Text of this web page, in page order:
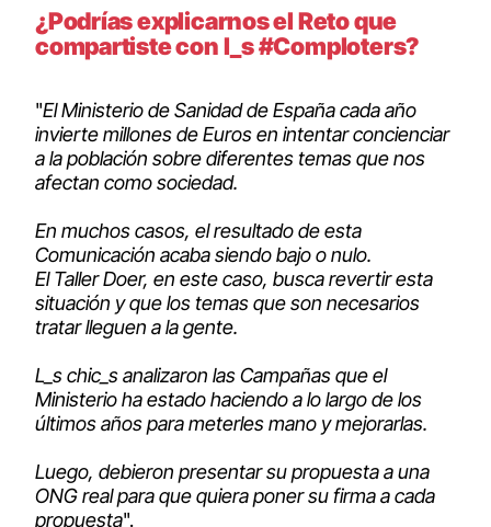
¿Podrías explicarnos el Reto que
compartiste con l_s #Comploters?
"El Ministerio de Sanidad de España cada año
invierte millones de Euros en intentar concienciar
a la población sobre diferentes temas que nos
afectan como sociedad.
En muchos casos, el resultado de esta
Comunicación acaba siendo bajo o nulo.
El Taller Doer, en este caso, busca revertir esta
situación y que los temas que son necesarios
tratar lleguen a la gente.
L_s chic_s analizaron las Campañas que el
Ministerio ha estado haciendo a lo largo de los
últimos años para meterles mano y mejorarlas.
Luego, debieron presentar su propuesta a una
ONG real para que quiera poner su firma a cada
propuesta".